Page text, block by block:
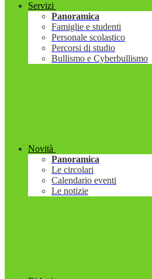
Servizi
Panoramica
Famiglie e studenti
Personale scolastico
Percorsi di studio
Bullismo e Cyberbullismo
Novità
Panoramica
Le circolari
Calendario eventi
Le notizie